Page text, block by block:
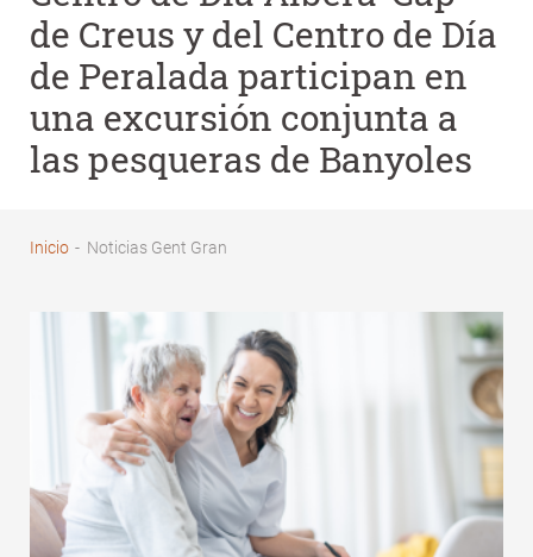
de Creus y del Centro de Día
de Peralada participan en
una excursión conjunta a
las pesqueras de Banyoles
enlaces
navegación
Inicio - Noticias Gent Gran